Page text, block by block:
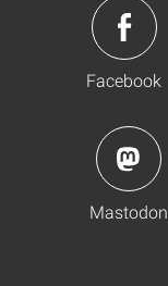
Facebook
Mastodon